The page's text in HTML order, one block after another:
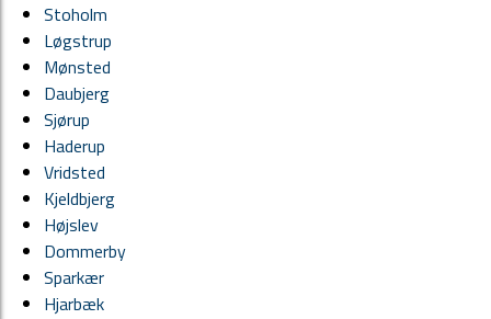
Stoholm
Løgstrup
Mønsted
Daubjerg
Sjørup
Haderup
Vridsted
Kjeldbjerg
Højslev
Dommerby
Sparkær
Hjarbæk